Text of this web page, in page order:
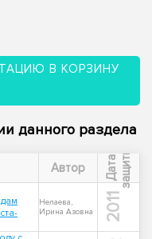
В КОРЗИНУ
данного раздела
Автор Д
а
т
а
з
а
щ
и
т ы
Нелаева,
Ирина Азовна
2011